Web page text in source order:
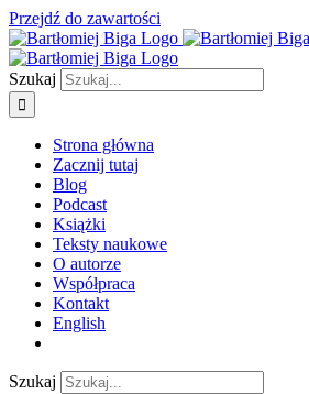
Przejdź do zawartości
Szukaj
Strona główna
Zacznij tutaj
Blog
Podcast
Książki
Teksty naukowe
O autorze
Współpraca
Kontakt
English
Szukaj